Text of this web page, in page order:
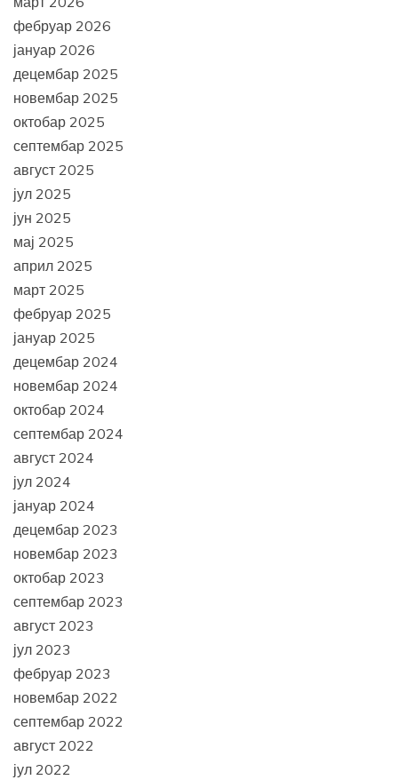
фебруар 2026
јануар 2026
децембар 2025
новембар 2025
октобар 2025
септембар 2025
август 2025
јул 2025
јун 2025
мај 2025
април 2025
март 2025
фебруар 2025
јануар 2025
децембар 2024
новембар 2024
октобар 2024
септембар 2024
август 2024
јул 2024
јануар 2024
децембар 2023
новембар 2023
октобар 2023
септембар 2023
август 2023
јул 2023
фебруар 2023
новембар 2022
септембар 2022
август 2022
јул 2022